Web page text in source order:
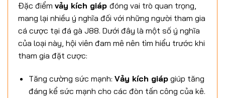
Đặc điểm vảy kích giáp đóng vai trò quan trọng,
mang lại nhiều ý nghĩa đối với những người tham gia
cá cược tại đá gà J88. Dưới đây là một số ý nghĩa
của loại này, hội viên đam mê nên tìm hiểu trước khi
tham gia đặt cược:
Tăng cường sức mạnh: Vảy kích giápgiúp tăng
đáng kể sức mạnh cho các đòn tấn công của kê.